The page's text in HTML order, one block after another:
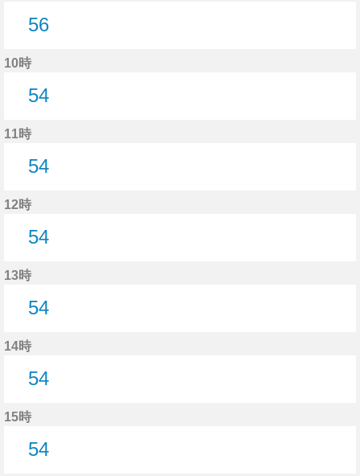
56
10時
54
11時
54
12時
54
13時
54
14時
54
15時
54